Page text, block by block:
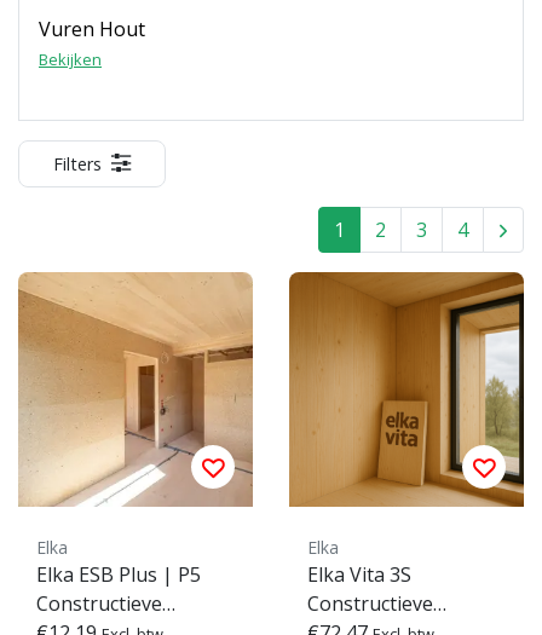
Vuren Hout
Bekijken
Filters
1 2 3 4
Elka
Elka ESB Plus | P5
Constructieve
Elka
Elka Vita 3S
Constructieve